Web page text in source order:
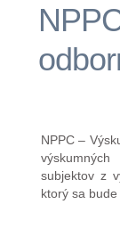
NPPC –
subjektov z
ktorý sa